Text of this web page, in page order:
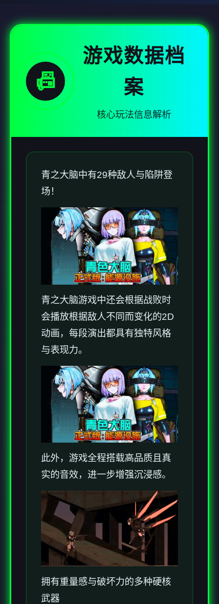
📠
游戏数据档
案
核心玩法信息解析
青之大脑中有29种敌人与陷阱登
场！
青之大脑游戏中还会根据战败时
会播放根据敌人不同而变化的2D
动画，每段演出都具有独特风格
与表现力。
此外，游戏全程搭载高品质且真
实的音效，进一步增强沉浸感。
拥有重量感与破坏力的多种硬核
武器